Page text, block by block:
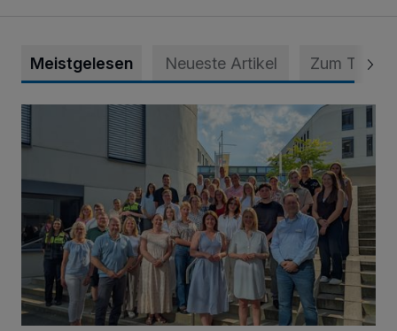
Meistgelesen Neueste Artikel Zum Thema
Junge Leute starten Ausbildung bei der Stadt